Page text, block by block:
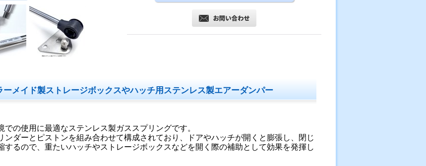
ーメイド製ストレージボックスやハッチ用ステンレス製エアーダンパー
での使用に最適なステンレス製ガススプリングです。
ンダーとピストンを組み合わせて構成されており、ドアやハッチが開くと膨張し、閉じ
するので、重たいハッチやストレージボックスなどを開く際の補助として効果を発揮し